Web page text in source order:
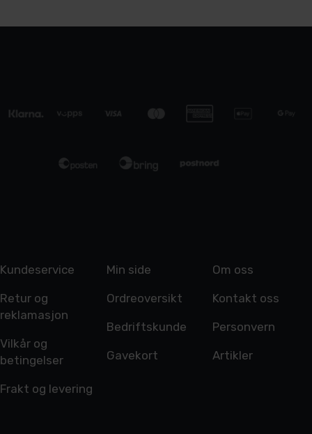
Kundeservice
Retur og
reklamasjon
Vilkår og
betingelser
Frakt og levering
Min side
Ordreoversikt
Bedriftskunde
Gavekort
Om oss
Kontakt oss
Personvern
Artikler